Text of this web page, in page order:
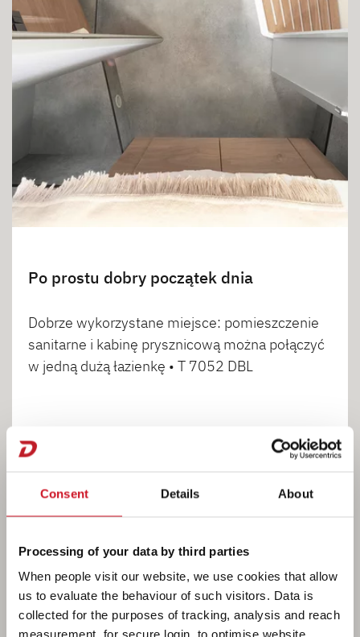
Consent Details About
Processing of your data by third parties
When people visit our website, we use cookies that allow
us to evaluate the behaviour of such visitors. Data is
collected for the purposes of tracking, analysis and reach
measurement, for secure login, to optimise website
Po prostu dobry początek dnia
Dobrze wykorzystane miejsce: pomieszczenie
sanitarne i kabinę prysznicową można połączyć
w jedną dużą łazienkę • T 7052 DBL
Gotowanie